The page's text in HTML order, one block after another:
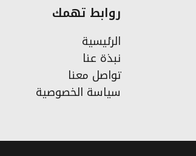
روابط تهمك
الرئيسية
نبذة عنا
تواصل معنا
سياسة الخصوصية